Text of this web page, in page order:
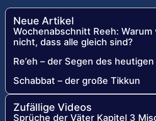
Neue Artikel
Wochenabschnitt Reeh: Warum
nicht, dass alle gleich sind?
Re’eh – der Segen des
Schabbat – der große Tikkun
Zufällige Videos
Sprüche der Väter Kapitel 3